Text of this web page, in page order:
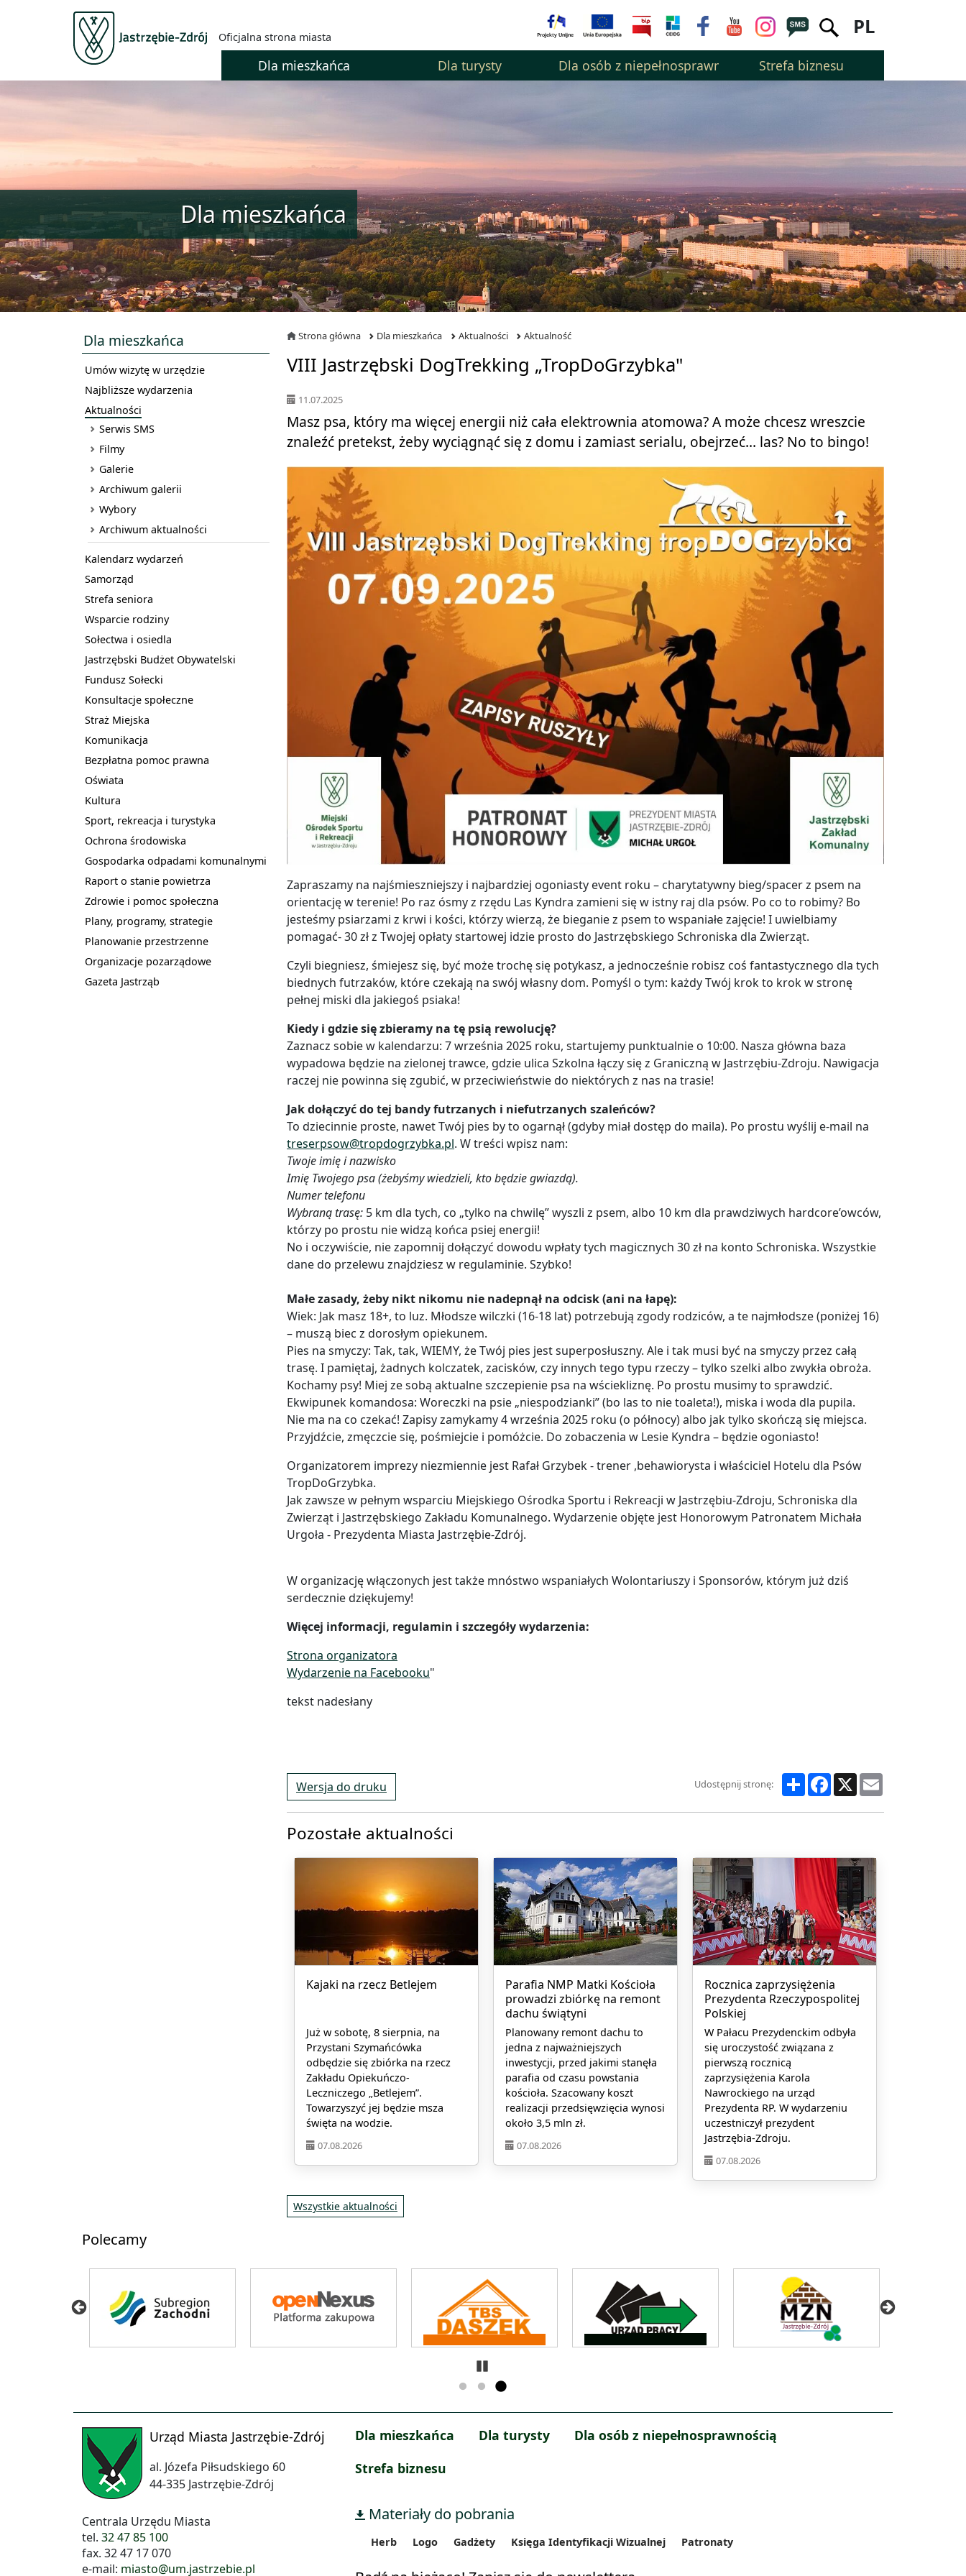
Oficjalna strona miasta PL
Dla mieszkańca Dla turysty Dla osób z niepełnosprawnością Strefa biznesu
Dla mieszkańca
Dla mieszkańca
Umów wizytę w urzędzie
Najbliższe wydarzenia
Aktualności
Serwis SMS
Filmy
Galerie
Archiwum galerii
Wybory
Archiwum aktualności
Kalendarz wydarzeń
Samorząd
Strefa seniora
Wsparcie rodziny
Sołectwa i osiedla
Jastrzębski Budżet Obywatelski
Fundusz Sołecki
Konsultacje społeczne
Straż Miejska
Komunikacja
Bezpłatna pomoc prawna
Oświata
Kultura
Sport, rekreacja i turystyka
Ochrona środowiska
Gospodarka odpadami komunalnymi
Raport o stanie powietrza
Zdrowie i pomoc społeczna
Plany, programy, strategie
Planowanie przestrzenne
Organizacje pozarządowe
Gazeta Jastrząb
Strona główna Dla mieszkańca Aktualności Aktualność
VIII Jastrzębski DogTrekking „TropDoGrzybka"
11.07.2025
Masz psa, który ma więcej energii niż cała elektrownia atomowa? A może chcesz wreszcie
znaleźć pretekst, żeby wyciągnąć się z domu i zamiast serialu, obejrzeć... las? No to bingo!
Zapraszamy na najśmieszniejszy i najbardziej ogoniasty event roku – charytatywny bieg/spacer z psem na
orientację w terenie! Po raz ósmy z rzędu Las Kyndra zamieni się w istny raj dla psów. Po co to robimy? Bo
jesteśmy psiarzami z krwi i kości, którzy wierzą, że bieganie z psem to wspaniałe zajęcie! I uwielbiamy
pomagać- 30 zł z Twojej opłaty startowej idzie prosto do Jastrzębskiego Schroniska dla Zwierząt.
Czyli biegniesz, śmiejesz się, być może trochę się potykasz, a jednocześnie robisz coś fantastycznego dla tych
biednych futrzaków, które czekają na swój własny dom. Pomyśl o tym: każdy Twój krok to krok w stronę
pełnej miski dla jakiegoś psiaka!
Kiedy i gdzie się zbieramy na tę psią rewolucję?
Zaznacz sobie w kalendarzu: 7 września 2025 roku, startujemy punktualnie o 10:00. Nasza główna baza
wypadowa będzie na zielonej trawce, gdzie ulica Szkolna łączy się z Graniczną w Jastrzębiu-Zdroju. Nawigacja
raczej nie powinna się zgubić, w przeciwieństwie do niektórych z nas na trasie!
Jak dołączyć do tej bandy futrzanych i niefutrzanych szaleńców?
To dziecinnie proste, nawet Twój pies by to ogarnął (gdyby miał dostęp do maila). Po prostu wyślij e-mail na
treserpsow@tropdogrzybka.pl. W treści wpisz nam:
Twoje imię i nazwisko
Imię Twojego psa (żebyśmy wiedzieli, kto będzie gwiazdą).
Numer telefonu
Wybraną trasę: 5 km dla tych, co „tylko na chwilę” wyszli z psem, albo 10 km dla prawdziwych hardcore’owców,
którzy po prostu nie widzą końca psiej energii!
No i oczywiście, nie zapomnij dołączyć dowodu wpłaty tych magicznych 30 zł na konto Schroniska. Wszystkie
dane do przelewu znajdziesz w regulaminie. Szybko!
Małe zasady, żeby nikt nikomu nie nadepnął na odcisk (ani na łapę):
Wiek: Jak masz 18+, to luz. Młodsze wilczki (16-18 lat) potrzebują zgody rodziców, a te najmłodsze (poniżej 16)
– muszą biec z dorosłym opiekunem.
Pies na smyczy: Tak, tak, WIEMY, że Twój pies jest superposłuszny. Ale i tak musi być na smyczy przez całą
trasę. I pamiętaj, żadnych kolczatek, zacisków, czy innych tego typu rzeczy – tylko szelki albo zwykła obroża.
Kochamy psy! Miej ze sobą aktualne szczepienie psa na wściekliznę. Po prostu musimy to sprawdzić.
Ekwipunek komandosa: Woreczki na psie „niespodzianki” (bo las to nie toaleta!), miska i woda dla pupila.
Nie ma na co czekać! Zapisy zamykamy 4 września 2025 roku (o północy) albo jak tylko skończą się miejsca.
Przyjdźcie, zmęczcie się, pośmiejcie i pomóżcie. Do zobaczenia w Lesie Kyndra – będzie ogoniasto!
Organizatorem imprezy niezmiennie jest Rafał Grzybek - trener ,behawiorysta i właściciel Hotelu dla Psów
TropDoGrzybka.
Jak zawsze w pełnym wsparciu Miejskiego Ośrodka Sportu i Rekreacji w Jastrzębiu-Zdroju, Schroniska dla
Zwierząt i Jastrzębskiego Zakładu Komunalnego. Wydarzenie objęte jest Honorowym Patronatem Michała
Urgoła - Prezydenta Miasta Jastrzębie-Zdrój.
W organizację włączonych jest także mnóstwo wspaniałych Wolontariuszy i Sponsorów, którym już dziś
serdecznie dziękujemy!
Więcej informacji, regulamin i szczegóły wydarzenia:
Strona organizatora
Wydarzenie na Facebooku"
tekst nadesłany
Wersja do druku Udostępnij stronę: ShareFacebook
X
Pozostałe aktualności
Kajaki na rzecz Betlejem
Już w sobotę, 8 sierpnia, na
Przystani Szymańcówka
odbędzie się zbiórka na rzecz
Zakładu Opiekuńczo-
Leczniczego „Betlejem”.
Towarzyszyć jej będzie msza
święta na wodzie.
07.08.2026
Parafia NMP Matki Kościoła
prowadzi zbiórkę na remont
dachu świątyni
Planowany remont dachu to
jedna z najważniejszych
inwestycji, przed jakimi stanęła
parafia od czasu powstania
kościoła. Szacowany koszt
realizacji przedsięwzięcia wynosi
około 3,5 mln zł.
07.08.2026
Rocznica zaprzysiężenia
Prezydenta Rzeczypospolitej
Polskiej
W Pałacu Prezydenckim odbyła
się uroczystość związana z
pierwszą rocznicą
zaprzysiężenia Karola
Nawrockiego na urząd
Prezydenta RP. W wydarzeniu
uczestniczył prezydent
Jastrzębia-Zdroju.
07.08.2026
Wszystkie aktualności
Polecamy
Urząd Miasta Jastrzębie-Zdrój
al. Józefa Piłsudskiego 60
44-335 Jastrzębie-Zdrój
Centrala Urzędu Miasta
tel. 32 47 85 100
fax. 32 47 17 070
e-mail: miasto@um.jastrzebie.pl
Dla mieszkańca Dla turysty
Dla osób z niepełnosprawnością
Strefa biznesu
Materiały do pobrania
Herb Logo Gadżety Księga Identyfikacji Wizualnej Patronaty